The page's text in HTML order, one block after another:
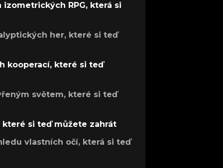
izometrických RPG, která si
her, které si teď
kooperací, které si teď
světem, které si teď
které si teď můžete zahrát
vlastních očí, která si teď